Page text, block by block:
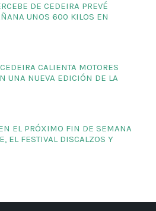
DE CEDEIRA PREVÉ
UNOS 600 KILOS EN
CALIENTA MOTORES
UNA NUEVA EDICIÓN DE LA
EL PRÓXIMO FIN DE SEMANA
EL FESTIVAL DISCALZOS Y